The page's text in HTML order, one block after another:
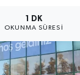
1 DK
OKUNMA SÜRESI